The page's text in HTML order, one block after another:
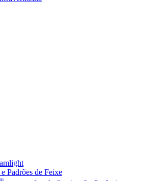
Padrões de Feixe